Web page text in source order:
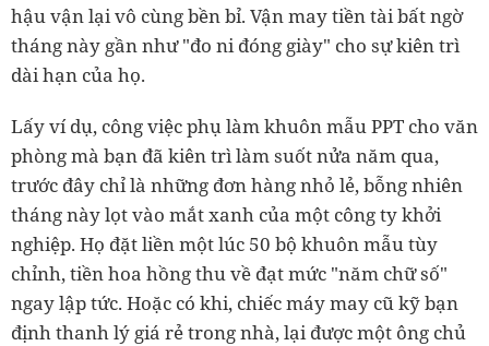
hậu vận lại vô cùng bền bỉ. Vận may tiền tài bất ngờ
tháng này gần như "đo ni đóng giày" cho sự kiên trì
dài hạn của họ.
Lấy ví dụ, công việc phụ làm khuôn mẫu PPT cho văn
phòng mà bạn đã kiên trì làm suốt nửa năm qua,
trước đây chỉ là những đơn hàng nhỏ lẻ, bỗng nhiên
tháng này lọt vào mắt xanh của một công ty khởi
nghiệp. Họ đặt liền một lúc 50 bộ khuôn mẫu tùy
chỉnh, tiền hoa hồng thu về đạt mức "năm chữ số"
ngay lập tức. Hoặc có khi, chiếc máy may cũ kỹ bạn
định thanh lý giá rẻ trong nhà, lại được một ông chủ